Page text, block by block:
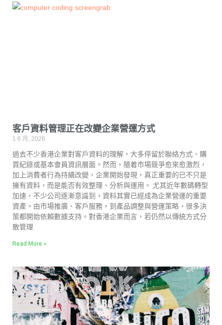
客戶資料管理正在改變企業營運方式
1 6 月, 2026
過去不少香港企業對客戶資料的理解，大多停留於聯絡方式、購
買紀錄或基本會員資訊層面。然而，隨着市場競爭愈來愈激烈，
加上消費者行為持續改變，企業開始發現，真正重要的已不只是
擁有資料，而是能否有效整理、分析與運用。 尤其近年數碼轉型
加速，不少公司逐漸意識到，資料其實已經成為企業營運的重要
資產。由市場推廣、客戶服務，到產品調整與營運策略，很多決
策都開始依賴數據支持。對香港企業而言，若仍然以傳統方式分
散管理
Read More »